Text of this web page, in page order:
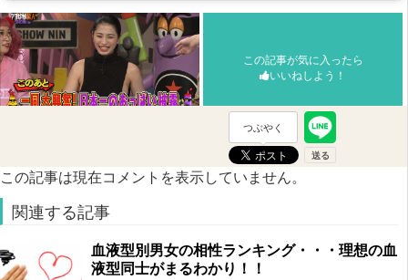
この記事が気に入ったら
いいねしよう！
つぶやく
この記事は現在コメントを表示していません。
関連する記事
血液型別男女の相性ランキング・・・理想の血
液型同士がまるわかり！！